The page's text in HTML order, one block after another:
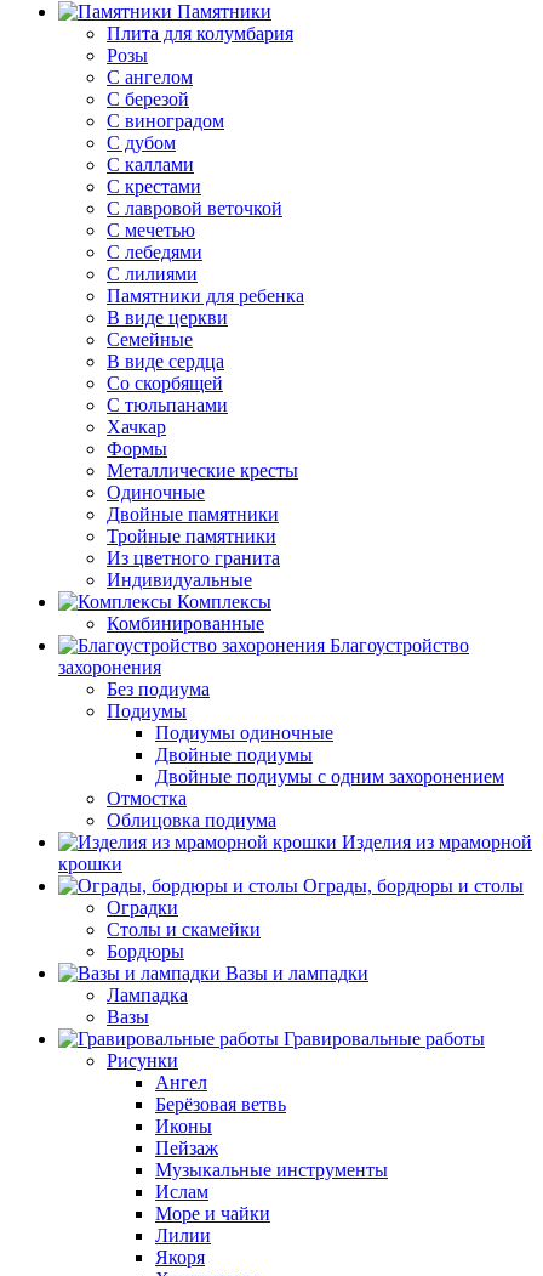
Памятники
Плита для колумбария
Розы
C ангелом
C березой
С виноградом
С дубом
С каллами
С крестами
С лавровой веточкой
С мечетью
C лебедями
С лилиями
Памятники для ребенка
В виде церкви
Семейные
В виде сердца
Со скорбящей
С тюльпанами
Хачкар
Формы
Металлические кресты
Одиночные
Двойные памятники
Тройные памятники
Из цветного гранита
Индивидуальные
Комплексы
Комбинированные
Благоустройство
захоронения
Без подиума
Подиумы
Подиумы одиночные
Двойные подиумы
Двойные подиумы с одним захоронением
Отмостка
Облицовка подиума
Изделия из мраморной
крошки
Ограды, бордюры и столы
Оградки
Столы и скамейки
Бордюры
Вазы и лампадки
Лампадка
Вазы
Гравировальные работы
Рисунки
Ангел
Берёзовая ветвь
Иконы
Пейзаж
Музыкальные инструменты
Ислам
Море и чайки
Лилии
Якоря